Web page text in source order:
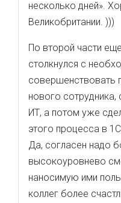
несколько дней».
Великобритании. )))
По второй части
столкнулся с
совершенствовать
нового сотрудника,
ИТ, а потом уже
этого процесса в
Да, согласен надо
высокоуровнево
наносимую ими
коллег более